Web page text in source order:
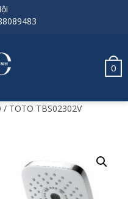
0
/ TOTO TBS02302V